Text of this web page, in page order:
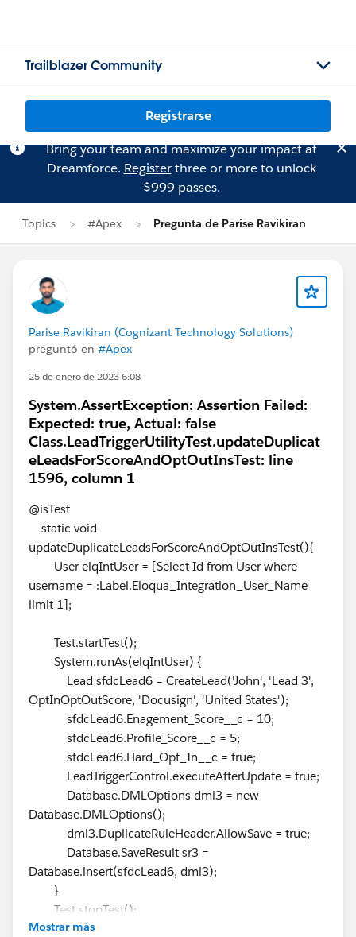
Trailblazer Community
Registrarse
Bring your team and maximize your impact at
Dreamforce. Registerthree or more to unlock
$999 passes.
Topics #Apex Pregunta de Parise Ravikiran
Parise Ravikiran (Cognizant Technology Solutions)
preguntó en #Apex
25 de enero de 2023 6:08
System.AssertException: Assertion Failed:
Expected: true, Actual: false
Class.LeadTriggerUtilityTest.updateDuplicat
eLeadsForScoreAndOptOutInsTest: line
1596, column 1
@isTest
static void
updateDuplicateLeadsForScoreAndOptOutInsTest(){
User elqIntUser = [Select Id from User where
username = :Label.Eloqua_Integration_User_Name
limit 1];
Test.startTest();
System.runAs(elqIntUser) {
Lead sfdcLead6 = CreateLead('John', 'Lead 3',
OptInOptOutScore, 'Docusign', 'United States');
sfdcLead6.Enagement_Score__c = 10;
sfdcLead6.Profile_Score__c = 5;
sfdcLead6.Hard_Opt_In__c = true;
LeadTriggerControl.executeAfterUpdate = true;
Database.DMLOptions dml3 = new
Database.DMLOptions();
dml3.DuplicateRuleHeader.AllowSave = true;
Database.SaveResult sr3 =
Database.insert(sfdcLead6, dml3);
}
Test.stopTest();
Lead[] leads =
Mostrar más